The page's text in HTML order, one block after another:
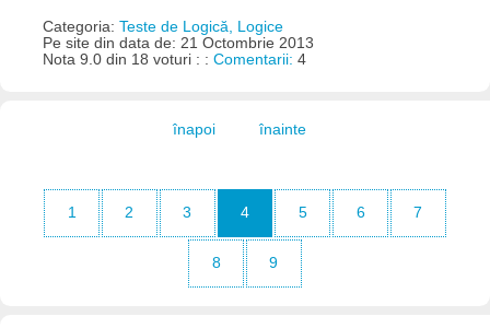
Categoria: Teste de Logică, Logice
Pe site din data de: 21 Octombrie 2013
Nota 9.0 din 18 voturi : : Comentarii: 4
înapoi înainte
1 2 3 4 5 6 7
8 9